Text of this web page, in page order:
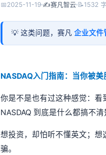
📅2025-11-19 ✍️赛凡智云 📝1532 字
💡 这类问题，赛凡 企业文件
NASDAQ入门指南：当你被
你是不是也有过这种感觉：
NASDAQ 到底是什么都搞不清
想投资，却怕听不懂英文；
骗。